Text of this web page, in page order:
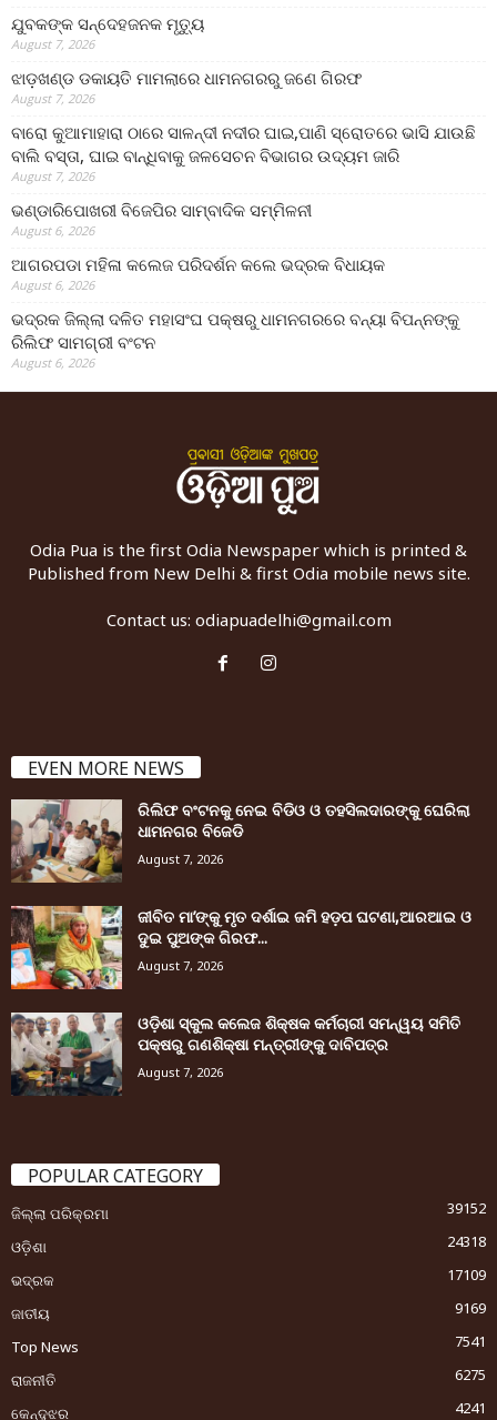
ଯୁବକଙ୍କ ସନ୍ଦେହଜନକ ମୃତ୍ୟୁ
August 7, 2026
ଝାଡ଼ଖଣ୍ଡ ଡକାୟତି ମାମଲାରେ ଧାମନଗରରୁ ଜଣେ ଗିରଫ
August 7, 2026
ବାରୋ କୁଆମାହାରା ଠାରେ ସାଳନ୍ଦୀ ନଦୀର ଘାଇ,ପାଣି ସ୍ରୋତରେ ଭାସି ଯାଉଛି
ବାଲି ବସ୍ତା, ଘାଇ ବାନ୍ଧିବାକୁ ଜଳସେଚନ ବିଭାଗର ଉଦ୍ୟମ ଜାରି
August 7, 2026
ଭଣ୍ଡାରିପୋଖରୀ ବିଜେପିର ସାମ୍ବାଦିକ ସମ୍ମିଳନୀ
August 6, 2026
ଆଗରପଡା ମହିଳା କଲେଜ ପରିଦର୍ଶନ କଲେ ଭଦ୍ରକ ବିଧାୟକ
August 6, 2026
ଭଦ୍ରକ ଜିଲ୍ଲା ଦଳିତ ମହାସଂଘ ପକ୍ଷରୁ ଧାମନଗରରେ ବନ୍ୟା ବିପନ୍ନଙ୍କୁ
ରିଲିଫ ସାମଗ୍ରୀ ବଂଟନ
August 6, 2026
Odia Pua is the first Odia Newspaper which is printed &
Published from New Delhi & first Odia mobile news site.
Contact us: odiapuadelhi@gmail.com
EVEN MORE NEWS
ରିଲିଫ ବଂଟନକୁ ନେଇ ବିଡିଓ ଓ ତହସିଲଦାରଙ୍କୁ ଘେରିଲା
ଧାମନଗର ବିଜେଡି
August 7, 2026
ଜୀବିତ ମା’ଙ୍କୁ ମୃତ ଦର୍ଶାଇ ଜମି ହଡ଼ପ ଘଟଣା,ଆରଆଇ ଓ
ଦୁଇ ପୁଅଙ୍କ ଗିରଫ...
August 7, 2026
ଓଡ଼ିଶା ସ୍କୁଲ କଲେଜ ଶିକ୍ଷକ କର୍ମଚାରୀ ସମନ୍ୱୟ ସମିତି
ପକ୍ଷରୁ ଗଣଶିକ୍ଷା ମନ୍ତ୍ରୀଙ୍କୁ ଦାବିପତ୍ର
August 7, 2026
POPULAR CATEGORY
ଜିଲ୍ଲା ପରିକ୍ରମା
39152
ଓଡ଼ିଶା
24318
ଭଦ୍ରକ
17109
ଜାତୀୟ
9169
Top News
7541
ରାଜନୀତି
6275
କେନ୍ଦୁଝର
4241